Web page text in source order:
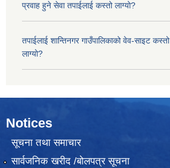
प्रवाह हुने सेवा तपाईलाई कस्तो लाग्यो?
तपाईलाई शान्तिनगर गाउँपालिकाको वेव-साइट कस्तो
लाग्यो?
Notices
सूचना तथा समाचार
सार्वजनिक खरीद /बोलपत्र सूचना